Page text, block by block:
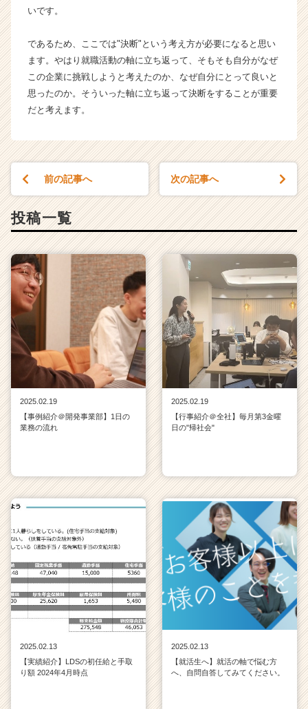
いです。
であるため、ここでは"決断"という考え方が必要になると思い
ます。やはり就職活動の軸に立ち返って、そもそも自分がなぜ
この企業に挑戦しようと考えたのか、なぜ自分にとって良いと
思ったのか。そういった軸に立ち返って決断をすることが重要
だと考えます。
前の記事へ 次の記事へ
投稿一覧
2025.02.19
【事例紹介＠開発事業部】1日の
業務の流れ
2025.02.19
【行事紹介＠全社】毎月第3金曜
日の"帰社会"
2025.02.13
【実績紹介】LDSの初任給と手取
り額 2024年4月時点
2025.02.13
【就活生へ】就活の軸で悩む方
へ、自問自答してみてください。